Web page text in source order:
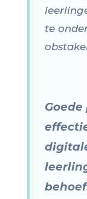
te